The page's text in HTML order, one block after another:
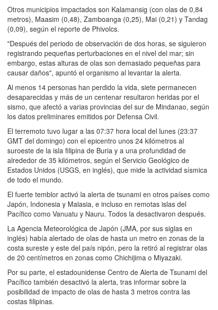
Otros municipios impactados son Kalamansig (con olas de 0,84
metros), Maasim (0,48), Zamboanga (0,25), Mai (0,21) y Tandag
(0,09), según el reporte de Phivolcs.
"Después del periodo de observación de dos horas, se siguieron
registrando pequeñas perturbaciones en el nivel del mar; sin
embargo, estas alturas de olas son demasiado pequeñas para
causar daños", apuntó el organismo al levantar la alerta.
Al menos 14 personas han perdido la vida, siete permanecen
desaparecidas y más de un centenar resultaron heridas por el
sismo, que afectó a varias provincias del sur de Mindanao, según
los datos preliminares emitidos por Defensa Civil.
El terremoto tuvo lugar a las 07:37 hora local del lunes (23:37
GMT del domingo) con el epicentro unos 24 kilómetros al
suroeste de la isla filipina de Buria y a una profundidad de
alrededor de 35 kilómetros, según el Servicio Geológico de
Estados Unidos (USGS, en inglés), que mide la actividad sísmica
de todo el mundo.
El fuerte temblor activó la alerta de tsunami en otros países como
Japón, Indonesia y Malasia, e incluso en remotas islas del
Pacífico como Vanuatu y Nauru. Todos la desactivaron después.
La Agencia Meteorológica de Japón (JMA, por sus siglas en
inglés) había alertado de olas de hasta un metro en zonas de la
costa sureste y este del país nipón, pero la retiró al registrar olas
de 20 centímetros en zonas como Chichijima o Miyazaki.
Por su parte, el estadounidense Centro de Alerta de Tsunami del
Pacífico también desactivó la alerta, tras informar sobre la
posibilidad de impacto de olas de hasta 3 metros contra las
costas filipinas.